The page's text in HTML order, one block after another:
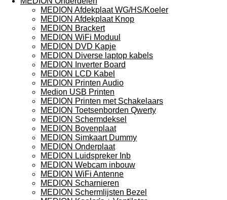
MEDION Afdekplaat WG/HS/Koeler
MEDION Afdekplaat Knop
MEDION Brackert
MEDION WiFi Moduul
MEDION DVD Kapje
MEDION Diverse laptop kabels
MEDION Inverter Board
MEDION LCD Kabel
MEDION Printen Audio
Medion USB Printen
MEDION Printen met Schakelaars
MEDION Toetsenborden Qwerty
MEDION Schermdeksel
MEDION Bovenplaat
MEDION Simkaart Dummy
MEDION Onderplaat
MEDION Luidspreker Inb
MEDION Webcam inbouw
MEDION WiFi Antenne
MEDION Scharnieren
MEDION Schermlijsten Bezel